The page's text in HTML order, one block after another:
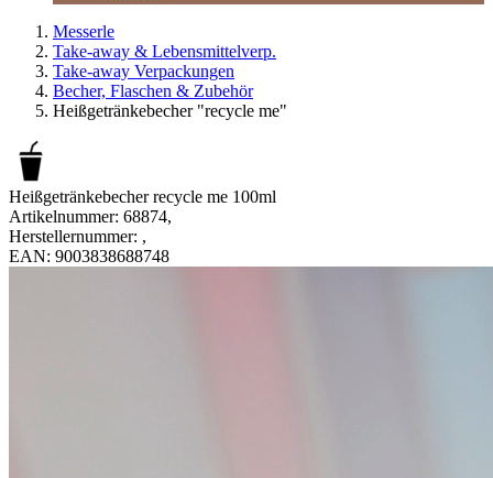
Messerle
Take-away & Lebensmittelverp.
Take-away Verpackungen
Becher, Flaschen & Zubehör
Heißgetränkebecher "recycle me"
Heißgetränkebecher recycle me 100ml
Artikelnummer: 68874,
Herstellernummer: ,
EAN: 9003838688748